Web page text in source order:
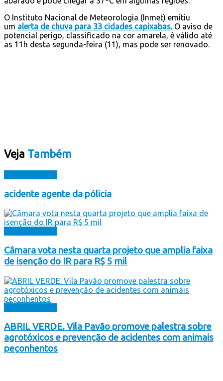
O Instituto Nacional de Meteorologia (Inmet) emitiu
um alerta de chuva para 33 cidades capixabas. O aviso de
potencial perigo, classificado na cor amarela, é válido até
as 11h desta segunda-feira (11), mas pode ser renovado.
Veja Também
acidente agente da pólicia
Câmara vota nesta quarta projeto que amplia faixa
de isenção do IR para R$ 5 mil
ABRIL VERDE. Vila Pavão promove palestra sobre
agrotóxicos e prevenção de acidentes com animais
peçonhentos